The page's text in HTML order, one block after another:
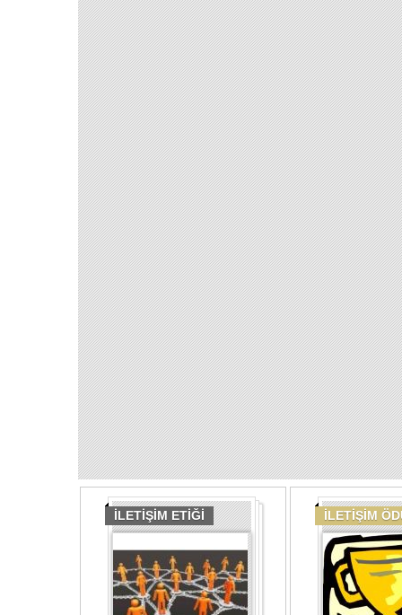
İLETİŞİM ETİĞİ İLETİŞİM